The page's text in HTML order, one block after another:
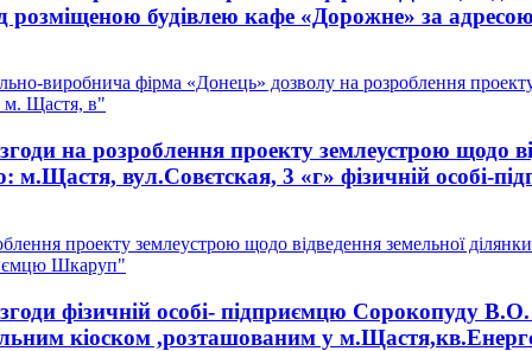
розміщеною будівлею кафе «Дорожне» за
виробнича фірма «Донець» дозволу на розроблення
м. Щастя, в"
на розроблення проекту землеустрою щодо
м.Щастя, вул.Совєтская, 3 «г» фізичній особі-
проекту землеустрою щодо відведення земельної
Шкаруп"
фізичній особі- підприємцю Сорокопуду В.О.
кіоском ,розташованим у